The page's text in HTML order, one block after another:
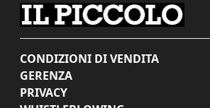
CONDIZIONI DI VENDITA
GERENZA
PRIVACY